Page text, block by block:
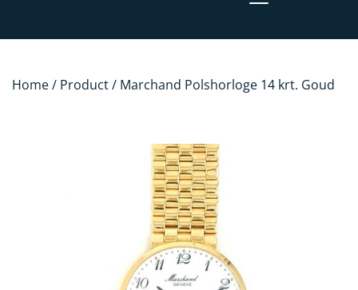
Home/ Product/ Marchand Polshorloge 14 krt. Goud